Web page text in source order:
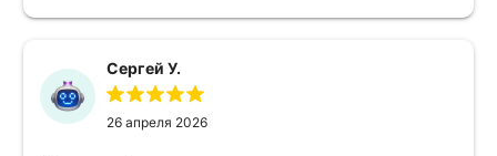
Сергей У.
26 апреля 2026